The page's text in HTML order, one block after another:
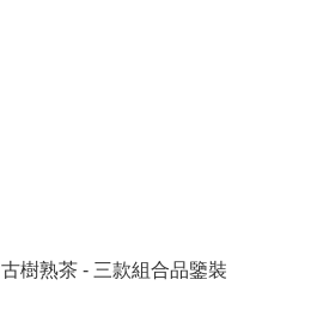
古樹熟茶 - 三款組合品鑒裝